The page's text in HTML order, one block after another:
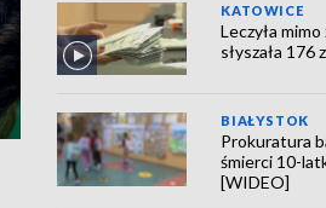
KATOWICE
Leczyła
słyszała 176
BIAŁYSTOK
Prokuratura
śmierci 10-
[WIDEO]